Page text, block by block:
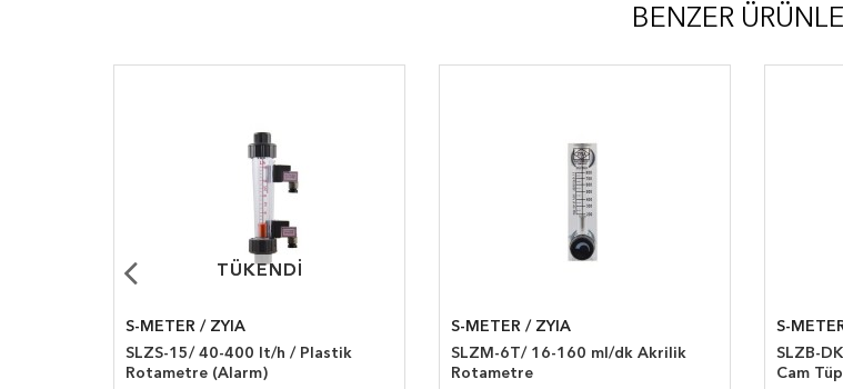
BENZER
TÜKENDI
TÜKENDI
S-METER / ZYIA
SLZS-15/ 40-400 lt/h / Plastik
Rotametre (Alarm)
S-METER / ZYIA
SLZM-6T/ 16-160 ml/dk Akrilik
Rotametre
S-
SLZB-
Cam